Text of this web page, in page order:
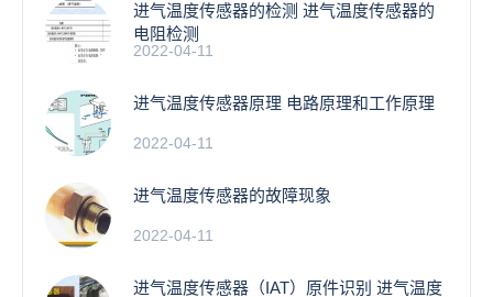
进气温度传感器的检测 进气温度传感器的
电阻检测
2022-04-11
进气温度传感器原理 电路原理和工作原理
2022-04-11
进气温度传感器的故障现象
2022-04-11
进气温度传感器（IAT）原件识别 进气温度